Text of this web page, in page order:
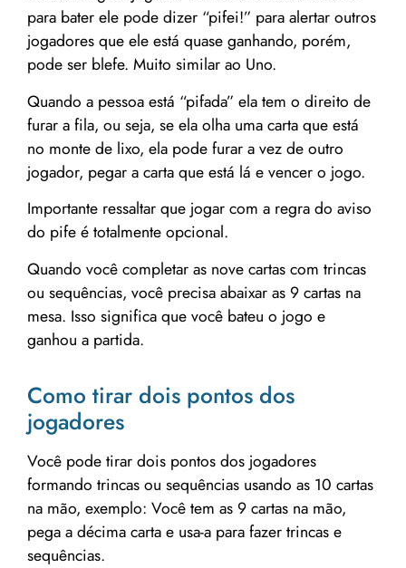
para bater ele pode dizer “pifei!” para alertar outros
jogadores que ele está quase ganhando, porém,
pode ser blefe. Muito similar ao Uno.
Quando a pessoa está “pifada” ela tem o direito de
furar a fila, ou seja, se ela olha uma carta que está
no monte de lixo, ela pode furar a vez de outro
jogador, pegar a carta que está lá e vencer o jogo.
Importante ressaltar que jogar com a regra do aviso
do pife é totalmente opcional.
Quando você completar as nove cartas com trincas
ou sequências, você precisa abaixar as 9 cartas na
mesa. Isso significa que você bateu o jogo e
ganhou a partida.
Como tirar dois pontos dos
jogadores
Você pode tirar dois pontos dos jogadores
formando trincas ou sequências usando as 10 cartas
na mão, exemplo: Você tem as 9 cartas na mão,
pega a décima carta e usa-a para fazer trincas e
sequências.